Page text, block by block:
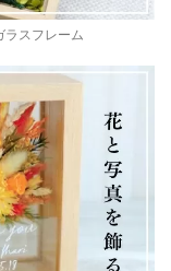
ラスフレーム